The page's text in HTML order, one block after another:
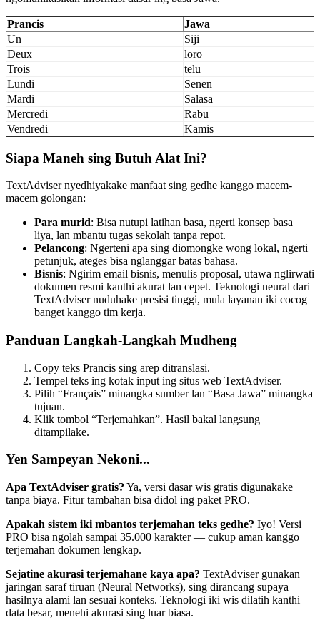
Prancis
Jawa
Un
Siji
Deux
loro
Trois
telu
Lundi
Senen
Mardi
Salasa
Mercredi
Rabu
Vendredi
Kamis
Siapa Maneh sing Butuh Alat Ini?
TextAdviser nyedhiyakake manfaat sing gedhe kanggo macem-
macem golongan:
Para murid: Bisa nutupi latihan basa, ngerti konsep basa
liya, lan mbantu tugas sekolah tanpa repot.
Pelancong: Ngerteni apa sing diomongke wong lokal, ngerti
petunjuk, ateges bisa nglanggar batas bahasa.
Bisnis: Ngirim email bisnis, menulis proposal, utawa nglirwati
dokumen resmi kanthi akurat lan cepet. Teknologi neural dari
TextAdviser nuduhake presisi tinggi, mula layanan iki cocog
banget kanggo tim kerja.
Panduan Langkah-Langkah Mudheng
Copy teks Prancis sing arep ditranslasi.
Tempel teks ing kotak input ing situs web TextAdviser.
Pilih “Français” minangka sumber lan “Basa Jawa” minangka
tujuan.
Klik tombol “Terjemahkan”. Hasil bakal langsung
ditampilake.
Yen Sampeyan Nekoni...
Apa TextAdviser gratis? Ya, versi dasar wis gratis digunakake
tanpa biaya. Fitur tambahan bisa didol ing paket PRO.
Apakah sistem iki mbantos terjemahan teks gedhe? Iyo! Versi
PRO bisa ngolah sampai 35.000 karakter — cukup aman kanggo
terjemahan dokumen lengkap.
Sejatine akurasi terjemahane kaya apa? TextAdviser gunakan
jaringan saraf tiruan (Neural Networks), sing dirancang supaya
hasilnya alami lan sesuai konteks. Teknologi iki wis dilatih kanthi
data besar, menehi akurasi sing luar biasa.